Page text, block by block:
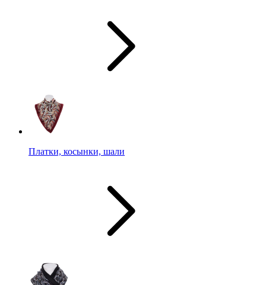
Платки, косынки, шали